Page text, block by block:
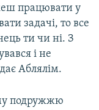
працювати у
задачі, то все
ти чи ні. З
і не
Аблялім.
подружжю